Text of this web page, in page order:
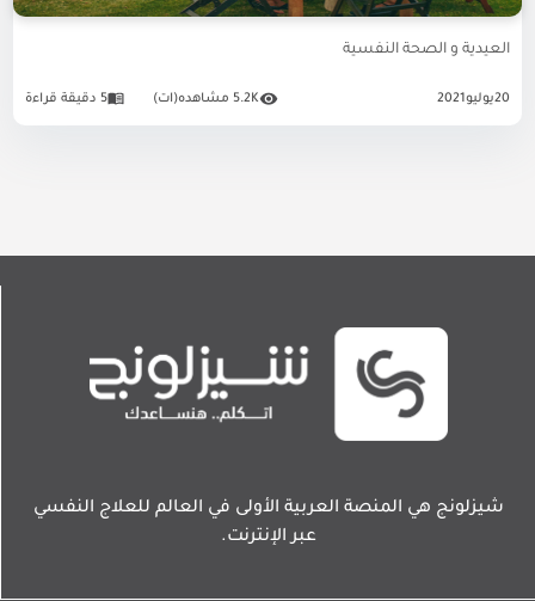
العيدية و الصحة النفسية
20يوليو2021 5.2K مشاهده(ات) 5 دقيقة قراءة
شيزلونج هي المنصة العربية الأولى في العالم للعلاج النفسي
عبر الإنترنت.